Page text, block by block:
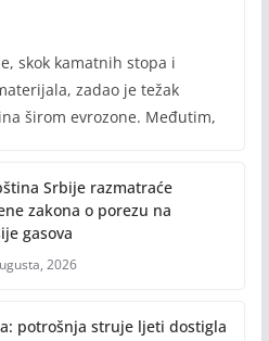
skok kamatnih stopa i
zadao je težak
širom evrozone. Međutim,
Srbije razmatraće
zakona o porezu na
gasova
2026
potrošnja struje ljeti dostigla